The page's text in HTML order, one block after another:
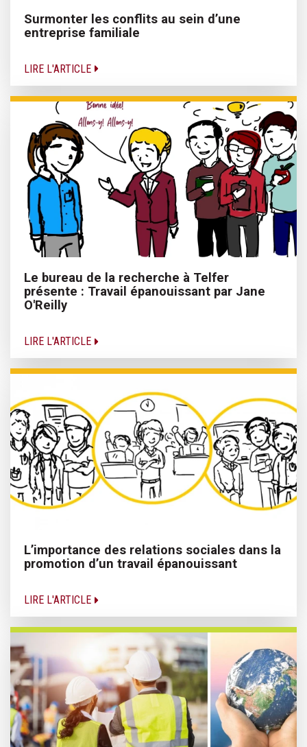
Surmonter les conflits au sein d’une
entreprise familiale
LIRE L'ARTICLE
Le bureau de la recherche à Telfer
présente : Travail épanouissant par Jane
O'Reilly
LIRE L'ARTICLE
L’importance des relations sociales dans la
promotion d’un travail épanouissant
LIRE L'ARTICLE